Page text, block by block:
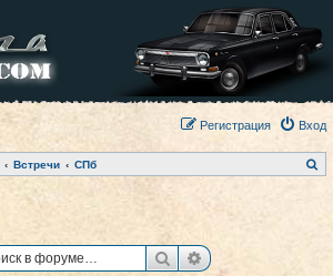
Вход
Регистрация
Встречи СПб
о
ПоискРасширенный